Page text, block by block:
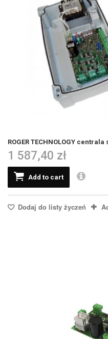
ROGER TECHNOLOGY
1 587,40 zł
Add to cart
Dodaj do listy życzeń